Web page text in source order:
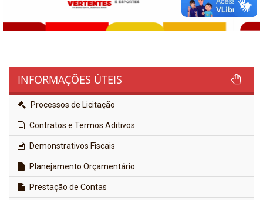
INFORMAÇÕES ÚTEIS
Processos de Licitação
Contratos e Termos Aditivos
Demonstrativos Fiscais
Planejamento Orçamentário
Prestação de Contas